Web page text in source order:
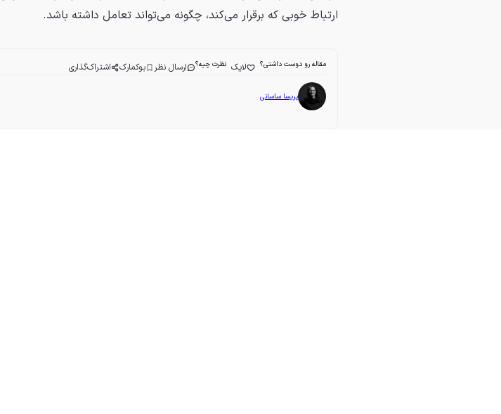
ارتباط خوبی که برقرار می‌کند، چگونه می‌تواند تعامل داشته باشد.
مقاله رو دوست داشتی؟ لایک نظرت چیه؟ ارسال نظر بوکمارک اشتراک‌گذاری
پریسا ساسانی